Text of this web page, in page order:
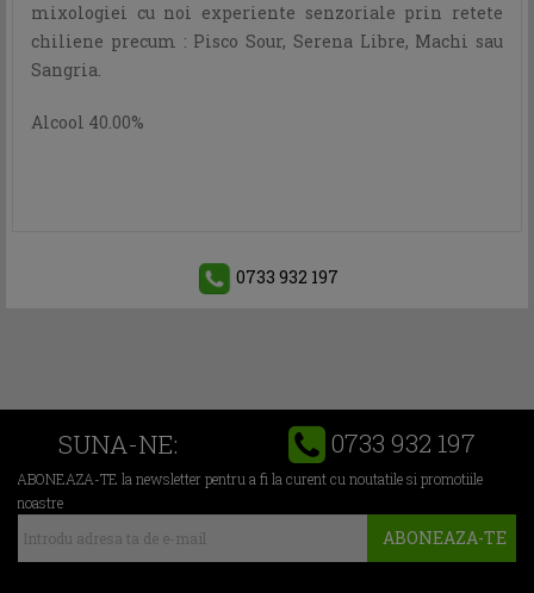
mixologiei cu noi experiente senzoriale prin retete
chiliene precum : Pisco Sour, Serena Libre, Machi sau
Sangria.
Alcool 40.00%
0733 932 197
SUNA-NE: 0733 932 197
ABONEAZA-TE la newsletter pentru a fi la curent cu noutatile si promotiile
noastre
ABONEAZA-TE